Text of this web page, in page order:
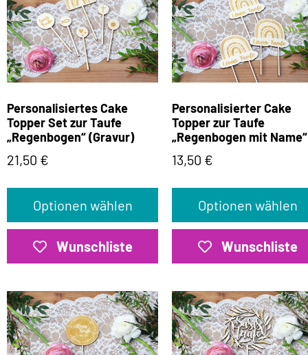
Personalisiertes Cake
Topper Set zur Taufe
„Regenbogen“ (Gravur)
21,50 €
Optionen wählen
Wunschliste
Personalisierter Cake
Topper zur Taufe
„Regenbogen mit Name“
13,50 €
Optionen wählen
Wunschliste